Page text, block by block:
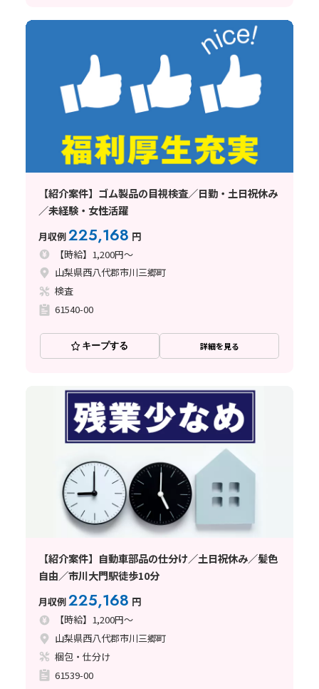
【紹介案件】ゴム製品の目視検査／日勤・土日祝休み
／未経験・女性活躍
月収例225,168 円
【時給】1,200円～
山梨県西八代郡市川三郷町
検査
61540-00
キープする 詳細を見る
【紹介案件】自動車部品の仕分け／土日祝休み／髪色
自由／市川大門駅徒歩10分
月収例225,168 円
【時給】1,200円～
山梨県西八代郡市川三郷町
梱包・仕分け
61539-00